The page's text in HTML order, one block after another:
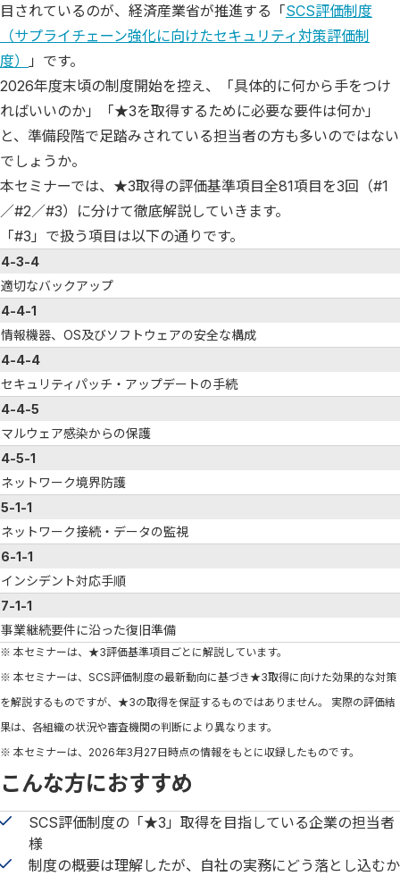
目されているのが、経済産業省が推進する「SCS評価制度
（サプライチェーン強化に向けたセキュリティ対策評価制
度）
」です。
2026年度末頃の制度開始を控え、「具体的に何から手をつけ
ればいいのか」「★3を取得するために必要な要件は何か」
と、準備段階で足踏みされている担当者の方も多いのではない
でしょうか。
本セミナーでは、★3取得の評価基準項目全81項目を3回（#1
／#2／#3）に分けて徹底解説していきます。
「#3」で扱う項目は以下の通りです。
4-3-4
適切なバックアップ
4-4-1
情報機器、OS及びソフトウェアの安全な構成
4-4-4
セキュリティパッチ・アップデートの手続
4-4-5
マルウェア感染からの保護
4-5-1
ネットワーク境界防護
5-1-1
ネットワーク接続・データの監視
6-1-1
インシデント対応手順
7-1-1
事業継続要件に沿った復旧準備
※ 本セミナーは、★3評価基準項目ごとに解説しています。
※ 本セミナーは、SCS評価制度の最新動向に基づき★3取得に向けた効果的な対策
を解説するものですが、★3の取得を保証するものではありません。 実際の評価結
果は、各組織の状況や審査機関の判断により異なります。
※ 本セミナーは、2026年3月27日時点の情報をもとに収録したものです。
こんな方におすすめ
SCS評価制度の「★3」取得を目指している企業の担当者
様
制度の概要は理解したが、自社の実務にどう落とし込むか